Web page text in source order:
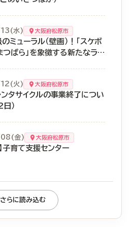
水) 大阪府松原市
ミューラル（壁画）！「スケボ
つばら」を象徴する新たなラン
火) 大阪府松原市
タサイクルの事業終了につい
）
金) 大阪府松原市
子育て支援センター
さらに読み込む